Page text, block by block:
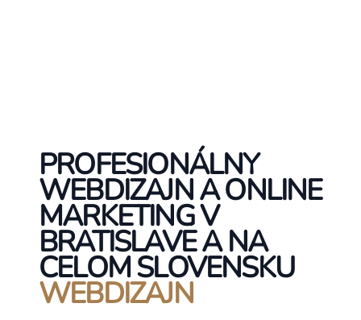
PROFESIONÁLNY
WEBDIZAJN A ONLINE
MARKETING V
BRATISLAVE A NA
CELOM SLOVENSKU
WEBDIZAJN